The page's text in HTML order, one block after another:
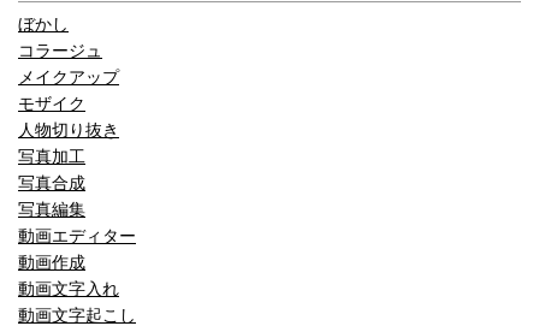
ぼかし
コラージュ
メイクアップ
モザイク
人物切り抜き
写真加工
写真合成
写真編集
動画エディター
動画作成
動画文字入れ
動画文字起こし